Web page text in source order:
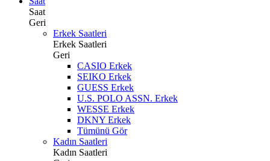
Saat
Geri
Erkek Saatleri
Erkek Saatleri
Geri
CASIO Erkek
SEIKO Erkek
GUESS Erkek
U.S. POLO ASSN. Erkek
WESSE Erkek
DKNY Erkek
Tümünü Gör
Kadın Saatleri
Kadın Saatleri